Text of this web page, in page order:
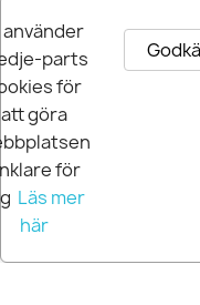
30-dagars
Är du inte
dagar.
använder
parts
för
att göra
för
Läs mer
här